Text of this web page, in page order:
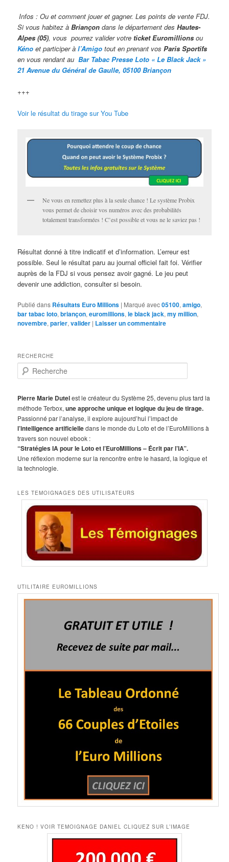
Infos : Ou et comment jouer et gagner. Les points de vente FDJ.
Si vous habitez àBriançon dans le département desHautes-
Alpes (05), vous pourrez valider votre ticket Euromillions ou
Kéno et participer àl’Amigo tout en prenant vosParis Sportifs
en vous rendant au Bar Tabac Presse Loto « Le Black Jack »
21 Avenue du Général de Gaulle, 05100 Briançon
+++
Voir le résultat du tirage sur You Tube
Ne vous en remettez plus à la seule chance ! Le système Probix
vous permet de choisir vos numéros avec des probabilités
totalement transformées ! C’est possible et vous ne le saviez pas !
Résultat donné à titre indicatif et d’information. L’erreur est
possible. Seul le résultat paru au journal officiel fait foi. Vérifier
auprès de la FDJ si vous pensez avoir gagné. Le jeu peut
devenir une addiction, consulter si besoin.
Publié dans Résultats Euro Millions | Marqué avec05100,amigo,
bar tabac loto,briançon,euromillions,le black jack,my million,
novembre,parier,valider | Laisser un commentaire
RECHERCHE
e
h
e
r
c
h
e
Pierre Marie Dutelest le créateur du Système 25, devenu plus tard la
méthode Terbox,une approche unique et logique du jeu de tirage.
Passionné par l’analyse, il explore aujourd’hui l’impact de
l’intelligence artificielledans le monde du Loto et de l’EuroMillions à
travers son nouvel ebook :
“Stratégies IA pour le Loto et l’EuroMillions – Écrit par l’IA”.
Une réflexion moderne sur la rencontre entre le hasard, la logique et
la technologie.
LES TEMOIGNAGES DES UTILISATEURS
UTILITAIRE EUROMILLIONS
KENO ! VOIR TEMOIGNAGE DANIEL CLIQUEZ SUR L’IMAGE